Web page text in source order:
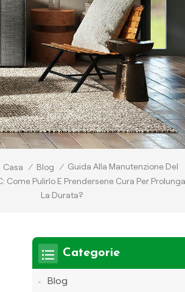
Casa / Blog / Guida Alla Manutenzione Del
Come Pulirlo E Prendersene Cura Per
La Durata?
Categorie
Blog